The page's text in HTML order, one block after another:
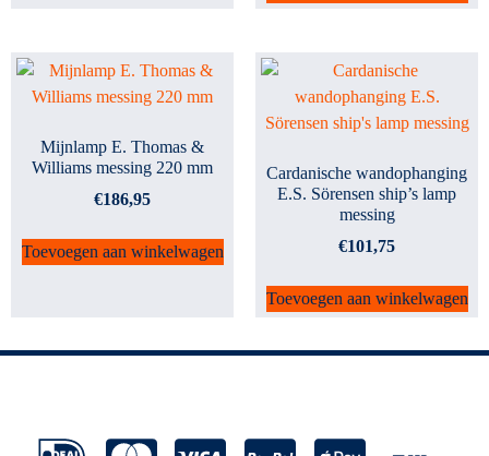
Mijnlamp E. Thomas &
Williams messing 220 mm
€186,95
Toevoegen aan winkelwagen
Cardanische wandophanging
E.S. Sörensen ship’s lamp
messing
€101,75
Toevoegen aan winkelwagen